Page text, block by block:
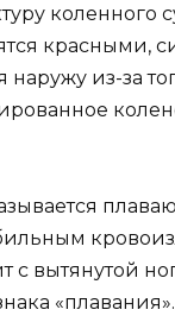
коленного
красными,
из-за
вытянутой